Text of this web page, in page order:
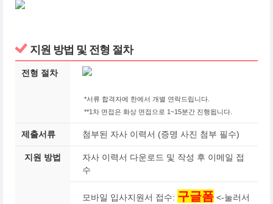
지원 방법 및 전형 절차
전형 절차
*서류 합격자에 한에서 개별 연락드립니다.
**1차 면접은 화상 면접으로 1~15분간 진행됩니다.
제출서류 첨부된 자사 이력서 (증명 사진 첨부 필수)
지원 방법
자사 이력서 다운로드 및 작성 후 이메일 접
수
모바일 입사지원서 접수: 구글폼 <-눌러서